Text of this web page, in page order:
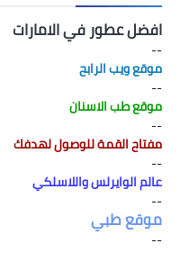
افضل عطور في الامارات
--
موقع ويب الرابح
--
موقع طب الاسنان
--
مفتاح القمة للوصول لهدفك
--
عالم الوايرلس واللاسلكي
--
موقع طبي
--